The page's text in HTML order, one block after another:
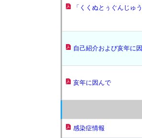
「くくぬとぅぐんじゅ
自己紹介および亥年に
亥年に因んで
感染症情報